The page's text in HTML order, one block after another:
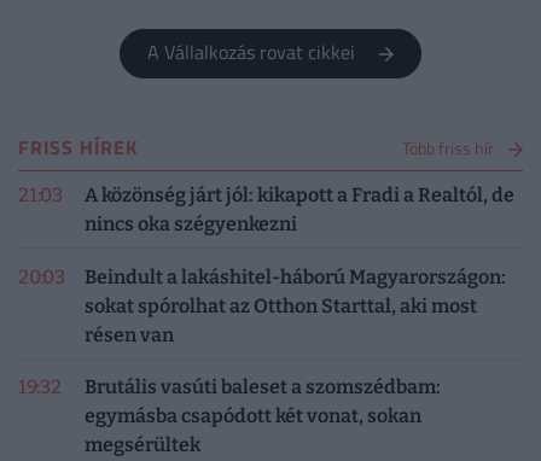
A Vállalkozás rovat cikkei
FRISS HÍREK Több friss hír
21:03
A közönség járt jól: kikapott a Fradi a Realtól, de
nincs oka szégyenkezni
20:03
Beindult a lakáshitel-háború Magyarországon:
sokat spórolhat az Otthon Starttal, aki most
résen van
19:32
Brutális vasúti baleset a szomszédbam:
egymásba csapódott két vonat, sokan
megsérültek